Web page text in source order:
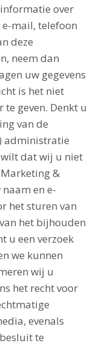
over
mail, telefoon
deze
neem dan
uw gegevens
is het niet
geven. Denkt u
van de
administratie
dat wij u niet
&
en e-
het sturen van
het bijhouden
u een verzoek
we kunnen
wij u
het recht voor
evenals
te